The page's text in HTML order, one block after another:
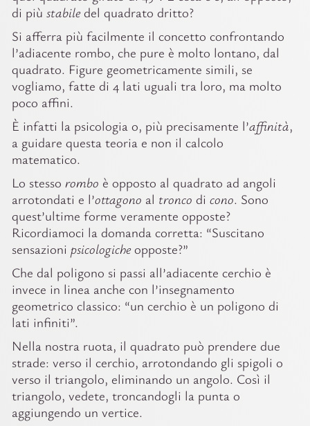
di più stabiledel quadrato dritto?
Si afferra più facilmente il concetto confrontando
l’adiacente rombo, che pure è molto lontano, dal
quadrato. Figure geometricamente simili, se
vogliamo, fatte di 4 lati uguali tra loro, ma molto
poco affini.
È infatti la psicologia o, più precisamente l’affinità,
a guidare questa teoria e non il calcolo
matematico.
Lo stesso rombo è opposto al quadrato ad angoli
arrotondati e l’ottagono al tronco di cono. Sono
quest’ultime forme veramente opposte?
Ricordiamoci la domanda corretta: “Suscitano
sensazioni psicologicheopposte?”
Che dal poligono si passi all’adiacente cerchio è
invece in linea anche con l’insegnamento
geometrico classico: “un cerchio è un poligono di
lati infiniti”.
Nella nostra ruota, il quadrato può prendere due
strade: verso il cerchio, arrotondando gli spigoli o
verso il triangolo, eliminando un angolo. Così il
triangolo, vedete, troncandogli la punta o
aggiungendo un vertice.